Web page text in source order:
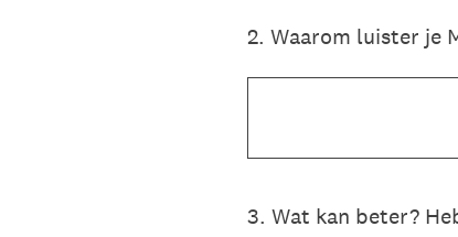
2. Waarom luister je
3. Wat kan beter?